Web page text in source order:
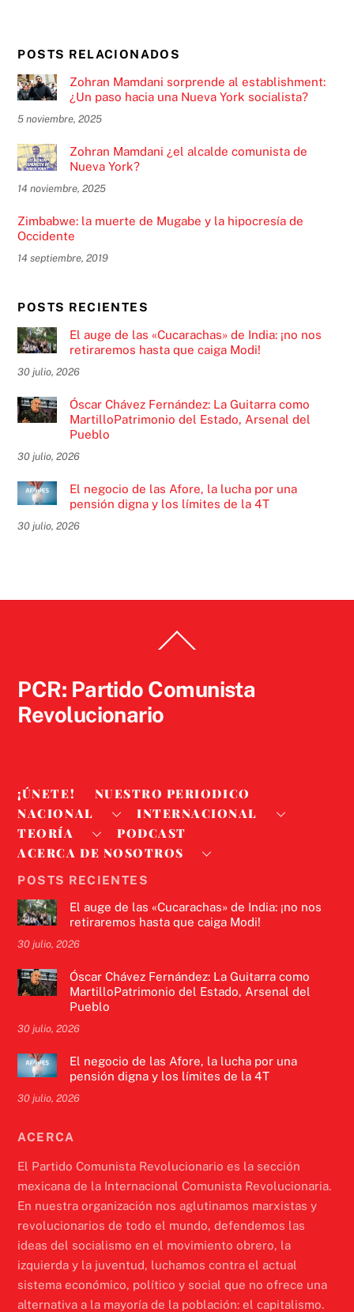
POSTS RELACIONADOS
Zohran Mamdani sorprende al establishment:
¿Un paso hacia una Nueva York socialista?
5 noviembre, 2025
Zohran Mamdani ¿el alcalde comunista de
Nueva York?
14 noviembre, 2025
Zimbabwe: la muerte de Mugabe y la hipocresía de
Occidente
14 septiembre, 2019
POSTS RECIENTES
El auge de las «Cucarachas» de India: ¡no nos
retiraremos hasta que caiga Modi!
30 julio, 2026
Óscar Chávez Fernández: La Guitarra como
MartilloPatrimonio del Estado, Arsenal del
Pueblo
30 julio, 2026
El negocio de las Afore, la lucha por una
pensión digna y los límites de la 4T
30 julio, 2026
To
PCR: Partido Comunista
Revolucionario
¡ÚNETE!
NUESTRO PERIODICO
NACIONAL
INTERNACIONAL
TEORÍA
PODCAST
ACERCA DE NOSOTROS
POSTS RECIENTES
El auge de las «Cucarachas» de India: ¡no nos
retiraremos hasta que caiga Modi!
30 julio, 2026
Óscar Chávez Fernández: La Guitarra como
MartilloPatrimonio del Estado, Arsenal del
Pueblo
30 julio, 2026
El negocio de las Afore, la lucha por una
pensión digna y los límites de la 4T
30 julio, 2026
ACERCA
El Partido Comunista Revolucionario es la sección
mexicana de la Internacional Comunista Revolucionaria.
En nuestra organización nos aglutinamos marxistas y
revolucionarios de todo el mundo, defendemos las
ideas del socialismo en el movimiento obrero, la
izquierda y la juventud, luchamos contra el actual
sistema económico, político y social que no ofrece una
alternativa a la mayoría de la población: el capitalismo.